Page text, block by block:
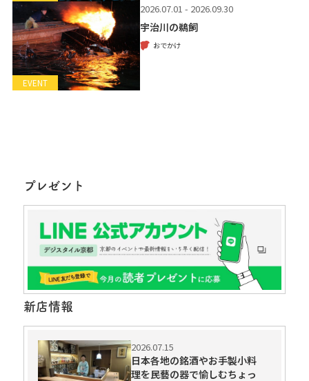
EVENT
2026.07.01 - 2026.09.30
宇治川の鵜飼
おでかけ
プレゼント
新店情報
2026.07.15
日本各地の銘酒やお手製小料
理を民藝の器で愉しむちょっ